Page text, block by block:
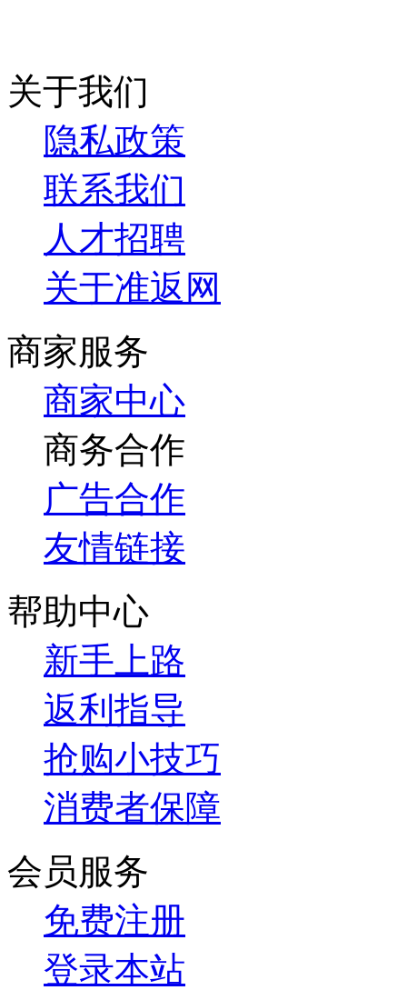
关于我们
隐私政策
联系我们
人才招聘
关于准返网
商家服务
商家中心
商务合作
广告合作
友情链接
帮助中心
新手上路
返利指导
抢购小技巧
消费者保障
会员服务
免费注册
登录本站